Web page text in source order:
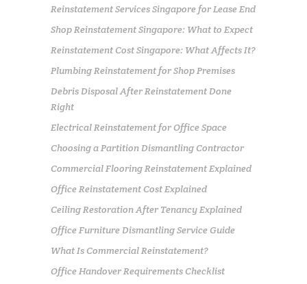
Reinstatement Services Singapore for Lease End
Shop Reinstatement Singapore: What to Expect
Reinstatement Cost Singapore: What Affects It?
Plumbing Reinstatement for Shop Premises
Debris Disposal After Reinstatement Done
Right
Electrical Reinstatement for Office Space
Choosing a Partition Dismantling Contractor
Commercial Flooring Reinstatement Explained
Office Reinstatement Cost Explained
Ceiling Restoration After Tenancy Explained
Office Furniture Dismantling Service Guide
What Is Commercial Reinstatement?
Office Handover Requirements Checklist